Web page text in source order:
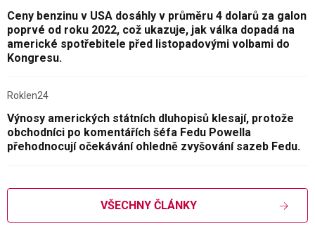
Ceny benzinu v USA dosáhly v průměru 4 dolarů za galon
poprvé od roku 2022, což ukazuje, jak válka dopadá na
americké spotřebitele před listopadovými volbami do
Kongresu.
Roklen24
Výnosy amerických státních dluhopisů klesají, protože
obchodníci po komentářích šéfa Fedu Powella
přehodnocují očekávání ohledně zvyšování sazeb Fedu.
VŠECHNY ČLÁNKY